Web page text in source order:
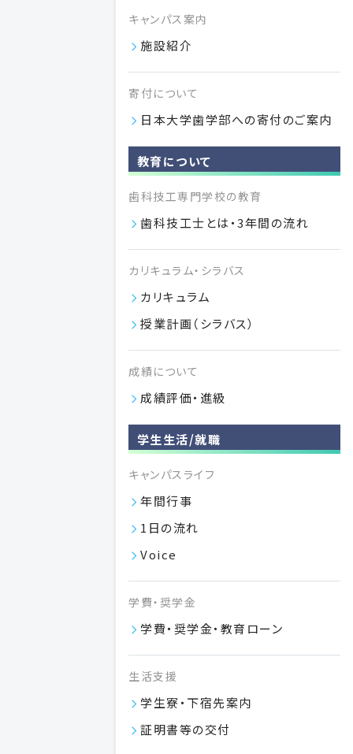
キャンパス案内
施設紹介
寄付について
日本大学歯学部への寄付のご案内
教育について
歯科技工専門学校の教育
歯科技工士とは・3年間の流れ
カリキュラム・シラバス
カリキュラム
授業計画（シラバス）
成績について
成績評価・進級
学生生活/就職
キャンパスライフ
年間行事
1日の流れ
Voice
学費・奨学金
学費・奨学金・教育ローン
生活支援
学生寮・下宿先案内
証明書等の交付
歯科技工専門学校への寄付のご案内
広くご寄付を募っておりますので、ご支援のほどよろしくお願い
歯科病院
歯科衛生専門学校
総合歯学研究所
卒業生の方
日本大学歯学部附属歯科技工専門学校
交通アクセス